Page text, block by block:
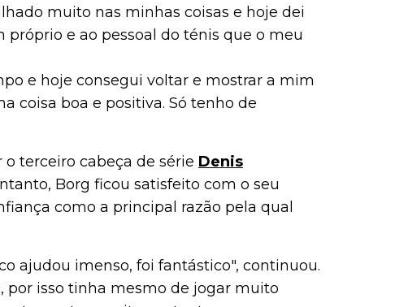
muito nas minhas coisas e hoje dei
e ao pessoal do ténis que o meu
e hoje consegui voltar e mostrar a mim
coisa boa e positiva. Só tenho de
terceiro cabeça de série Denis
Borg ficou satisfeito com o seu
como a principal razão pela qual
ajudou imenso, foi fantástico", continuou.
por isso tinha mesmo de jogar muito